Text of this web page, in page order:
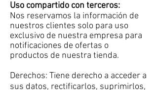
Uso compartido con terceros:
Nos reservamos la información de
nuestros clientes solo para uso
exclusivo de nuestra empresa para
notificaciones de ofertas o
productos de nuestra tienda.
Derechos: Tiene derecho a acceder a
sus datos, rectificarlos, suprimirlos,